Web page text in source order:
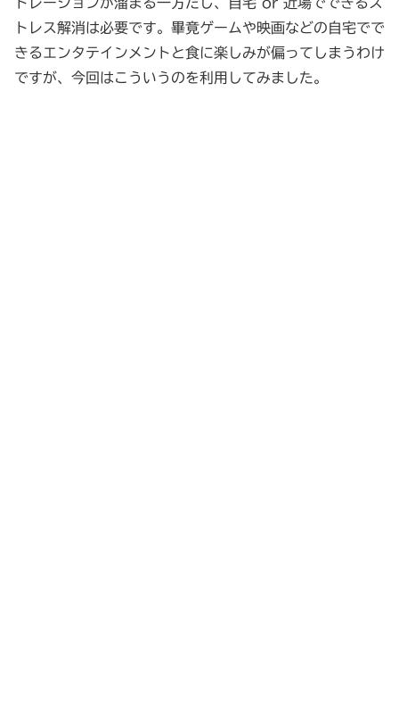
トレーションが溜まる一方だし、自宅 or 近場でできるス
トレス解消は必要です。畢竟ゲームや映画などの自宅でで
きるエンタテインメントと食に楽しみが偏ってしまうわけ
ですが、今回はこういうのを利用してみました。